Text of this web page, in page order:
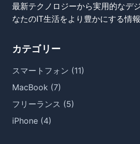
最新テクノロジーから実用的なデ
なたのIT生活をより豊かにする情
カテゴリー
スマートフォン (11)
MacBook (7)
フリーランス (5)
iPhone (4)